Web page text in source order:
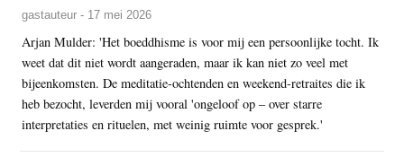
gastauteur - 17 mei 2026
Arjan Mulder: 'Het boeddhisme is voor mij een persoonlijke tocht. Ik
weet dat dit niet wordt aangeraden, maar ik kan niet zo veel met
bijeenkomsten. De meditatie-ochtenden en weekend-retraites die ik
heb bezocht, leverden mij vooral 'ongeloof op – over starre
interpretaties en rituelen, met weinig ruimte voor gesprek.'